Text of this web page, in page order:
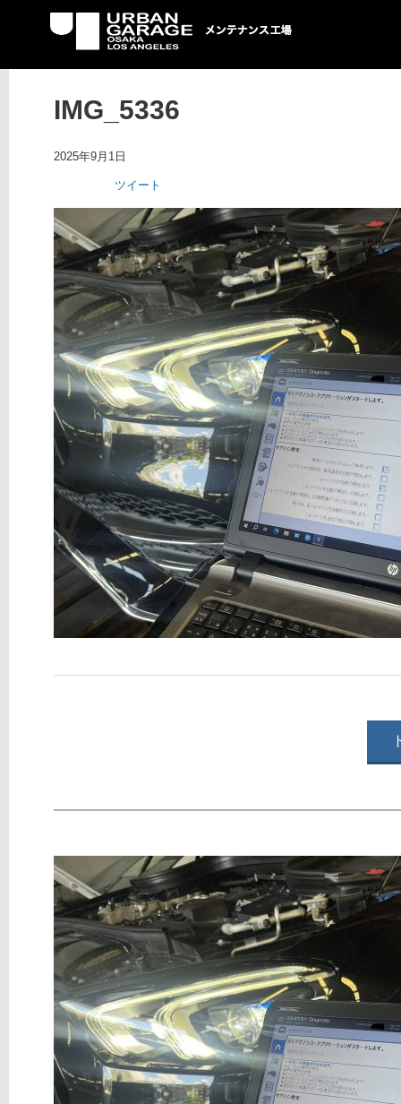
UG メンテナンス工場
IMG_5336
2025年9月1日
ツイート